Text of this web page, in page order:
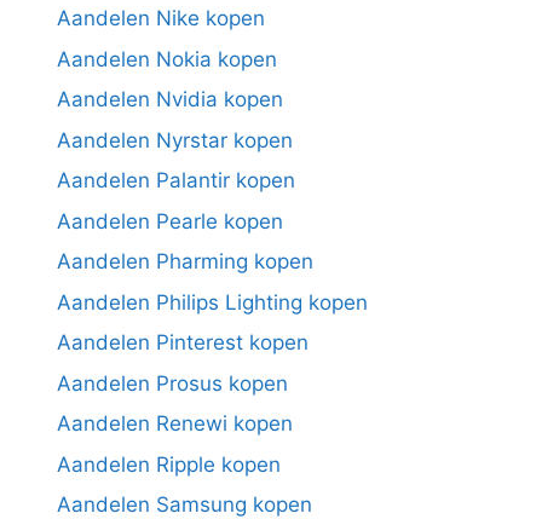
Aandelen Nike kopen
Aandelen Nokia kopen
Aandelen Nvidia kopen
Aandelen Nyrstar kopen
Aandelen Palantir kopen
Aandelen Pearle kopen
Aandelen Pharming kopen
Aandelen Philips Lighting kopen
Aandelen Pinterest kopen
Aandelen Prosus kopen
Aandelen Renewi kopen
Aandelen Ripple kopen
Aandelen Samsung kopen